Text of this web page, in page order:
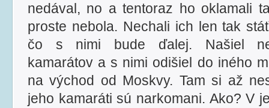
nedával, no a tentoraz ho oklamali
proste nebola. Nechali ich len tak
čo s nimi bude ďalej. Našiel
kamarátov a s nimi odišiel do iného
na východ od Moskvy. Tam si až
jeho kamaráti sú narkomani. Ako? V